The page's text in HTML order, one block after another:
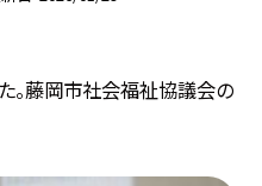
。藤岡市社会福祉協議会の